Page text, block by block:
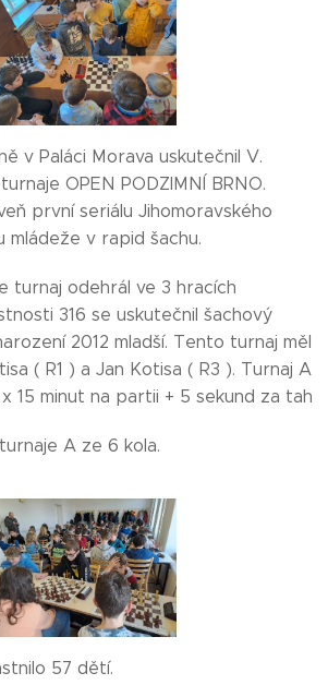
v Paláci Morava uskutečnil V.
OPEN PODZIMNÍ BRNO.
první seriálu Jihomoravského
v rapid šachu.
turnaj odehrál ve 3 hracích
316 se uskutečnil šachový
2012 mladší. Tento turnaj měl
( R1 ) a Jan Kotisa ( R3 ). Turnaj A
15 minut na partii + 5 sekund za tah
A ze 6 kola.
57 dětí.